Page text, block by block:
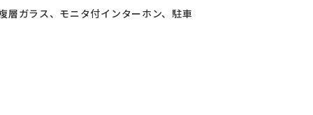
層ガラス、モニタ付インターホン、駐車